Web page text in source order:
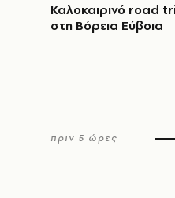
Καλοκαιρινό road
στη Βόρεια Εύβοια
πριν 5 ώρες